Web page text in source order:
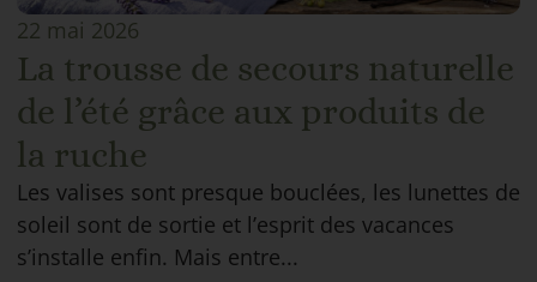
22 mai 2026
La trousse de secours naturelle
de l’été grâce aux produits de
la ruche
Les valises sont presque bouclées, les lunettes de
soleil sont de sortie et l’esprit des vacances
s’installe enfin. Mais entre...